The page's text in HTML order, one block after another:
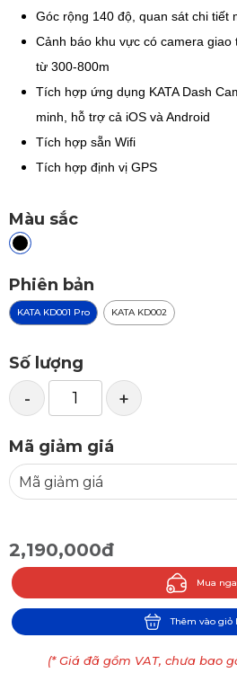
Góc rộng 140 độ, quan sát chi tiết
Cảnh báo khu vực có camera giao
từ 300-800m
Tích hợp ứng dụng KATA Dash
minh, hỗ trợ cả iOS và Android
Tích hợp sẵn Wifi
Tích hợp định vị GPS
Màu sắc
Phiên bản
KATA KD001 Pro KATA KD002
Số lượng
- +
Mã giảm giá
2,190,000đ
Mua
Thêm vào giỏ
(* Giá đã gồm VAT, chưa bao